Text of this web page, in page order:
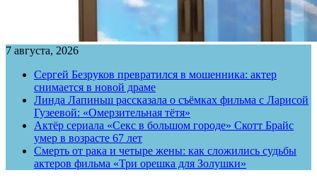
7 августа, 2026
Сергей Безруков превратился в мошенника: актер
снимается в новой драме
Линда Лапиньш рассказала о съёмках фильма с Ларисой
Гузеевой: «Омерзительная тётя»
Актёр сериала «Секс в большом городе» Скотт Брайс
умер в возрасте 67 лет
Смерть от рака и четыре жены: как сложились судьбы
актеров фильма «Три орешка для Золушки»